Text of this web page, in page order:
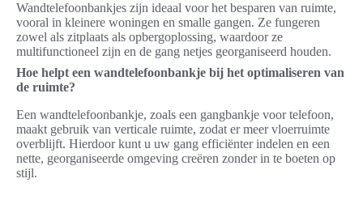
Wandtelefoonbankjes zijn ideaal voor het besparen van ruimte,
vooral in kleinere woningen en smalle gangen. Ze fungeren
zowel als zitplaats als opbergoplossing, waardoor ze
multifunctioneel zijn en de gang netjes georganiseerd houden.
Hoe helpt een wandtelefoonbankje bij het optimaliseren van
de ruimte?
Een wandtelefoonbankje, zoals een gangbankje voor telefoon,
maakt gebruik van verticale ruimte, zodat er meer vloerruimte
overblijft. Hierdoor kunt u uw gang efficiënter indelen en een
nette, georganiseerde omgeving creëren zonder in te boeten op
stijl.